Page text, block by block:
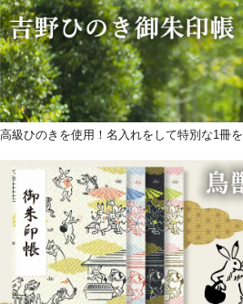
高級ひのきを使用！名入れをして特別な1冊を